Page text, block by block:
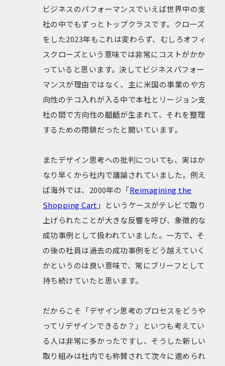
ビジネスのパフォーマンスでいえば世界中の支
社の中でもずっとトップクラスです。クローズ
をした2023年もこれは変わらず、むしろオフィ
スクローズという意味では非常にコストがかか
っていると思います。決してビジネスパフォー
マンスが理由ではなく、主に米国の事業のや方
向性のテコ入れが入る中で本社とリージョン支
社の間で方向性の齟齬が生まれて、それを整理
するための閉鎖だったと聞いています。
またデザイン思考への批判についても、実はか
なり早くから社内で議論されていました。例え
ば海外では、2000年の「Reimagining the
Shopping Cart 」というケースがテレビで取り
上げられたことが大きな反響を呼び、象徴的な
成功事例として扱われていました。一方で、そ
の後の社員は過去の成功事例をどう越えていく
かというのは良い意味で、常にブリーフとして
持ち続けていたと思います。
だからこそ「デザイン思考のプロセスをどうや
ってリデザインできるか？」といつも考えてい
る人は非常に多かったですし、そうした新しい
取り組みは社内でも称賛されて次々に進められ